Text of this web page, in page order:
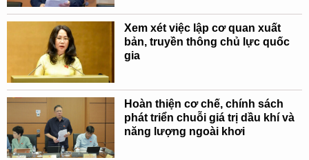
Xem xét việc lập cơ quan xuất
bản, truyền thông chủ lực quốc
gia
Hoàn thiện cơ chế, chính sách
phát triển chuỗi giá trị dầu khí và
năng lượng ngoài khơi